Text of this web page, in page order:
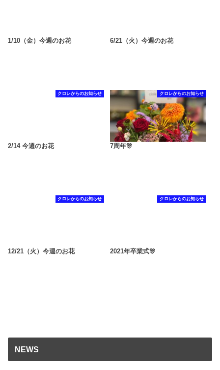
1/10（金）今週のお花 6/21（火）今週のお花
クロレからのお知らせ
2/14 今週のお花
クロレからのお知らせ
7周年🎊
クロレからのお知らせ
12/21（火）今週のお花
クロレからのお知らせ
2021年卒業式🎊
NEWS